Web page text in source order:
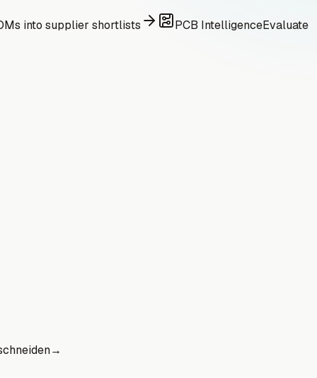
into supplier shortlists PCB IntelligenceEvaluate
→